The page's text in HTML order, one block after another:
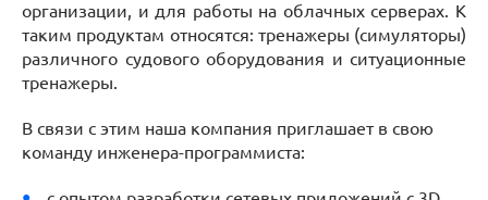
организации, и для работы на облачных серверах. К
таким продуктам относятся: тренажеры (симуляторы)
различного судового оборудования и ситуационные
тренажеры.
В связи с этим наша компания приглашает в свою
команду инженера-программиста: